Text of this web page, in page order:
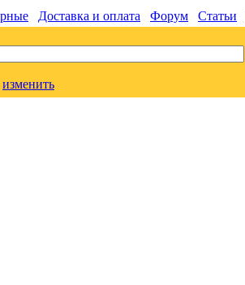
Доставка и оплата Форум Статьи
изменить